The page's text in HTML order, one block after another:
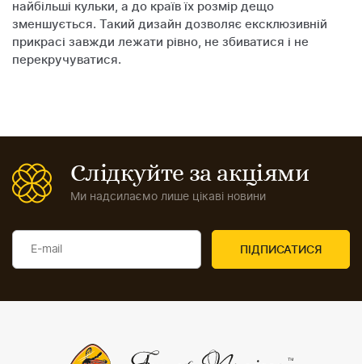
найбільші кульки, а до країв їх розмір дещо
зменшується. Такий дизайн дозволяє ексклюзивній
прикрасі завжди лежати рівно, не збиватися і не
перекручуватися.
Слідкуйте за акціями
Ми надсилаємо лише цікаві новини